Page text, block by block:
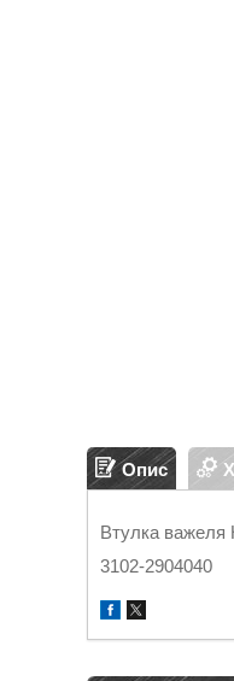
Опис
Втулка важеля
3102-2904040